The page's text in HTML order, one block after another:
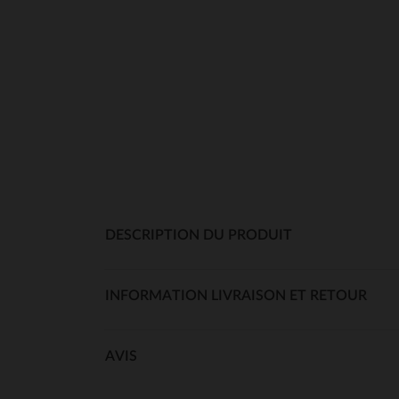
DESCRIPTION DU PRODUIT
INFORMATION LIVRAISON ET RETOUR
AVIS